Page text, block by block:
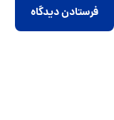
فرستادن دیدگاه